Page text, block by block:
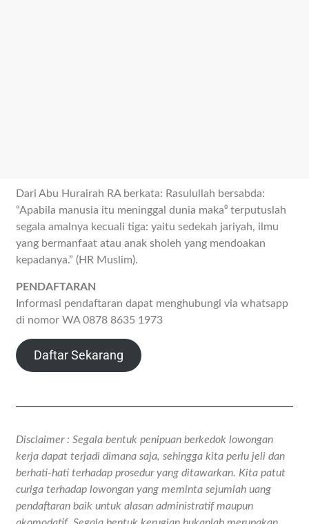
Dari Abu Hurairah RA berkata: Rasulullah bersabda:
“Apabila manusia itu meninggal dunia maka⁰ terputuslah
segala amalnya kecuali tiga: yaitu sedekah jariyah, ilmu
yang bermanfaat atau anak sholeh yang mendoakan
kepadanya.” (HR Muslim).
PENDAFTARAN
Informasi pendaftaran dapat menghubungi via whatsapp
di nomor WA 0878 8635 1973
Daftar Sekarang
Disclaimer : Segala bentuk penipuan berkedok lowongan
kerja dapat terjadi dimana saja, sehingga kita perlu jeli dan
berhati-hati terhadap prosedur yang ditawarkan. Kita patut
curiga terhadap lowongan yang meminta sejumlah uang
pendaftaran baik untuk alasan administratif maupun